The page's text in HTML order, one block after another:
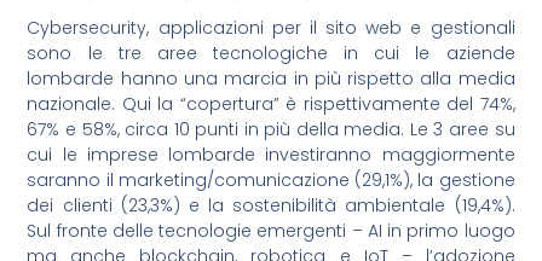
Cybersecurity, applicazioni per il sito web e gestionali
sono le tre aree tecnologiche in cui le aziende
lombarde hanno una marcia in più rispetto alla media
nazionale. Qui la “copertura” è rispettivamente del 74%,
67% e 58%, circa 10 punti in più della media. Le 3 aree su
cui le imprese lombarde investiranno maggiormente
saranno il marketing/comunicazione (29,1%), la gestione
dei clienti (23,3%) e la sostenibilità ambientale (19,4%).
Sul fronte delle tecnologie emergenti – AI in primo luogo